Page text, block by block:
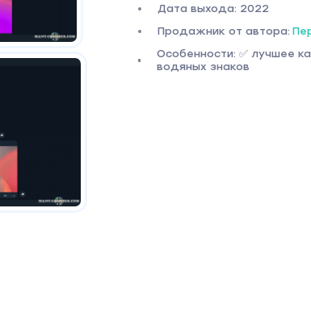
Дата выхода: 2022
Продажник от автора:
Особенности: ✅ лучшее
водяных знаков